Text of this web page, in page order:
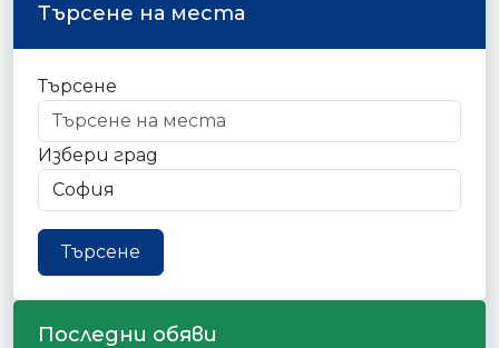
Търсене на места
Търсене
Избери град
Търсене
Последни обяви